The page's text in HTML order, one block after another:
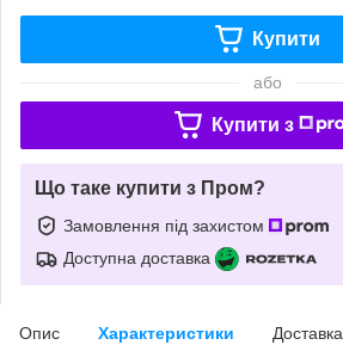
Купити
або
Купити з
Що таке купити з Пром?
Замовлення під захистом
Доступна доставка
Опис Характеристики Доставка